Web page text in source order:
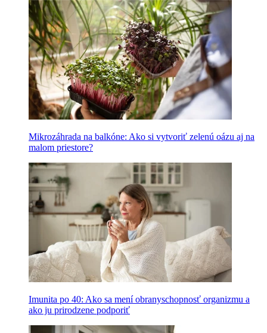
Mikrozáhrada na balkóne: Ako si vytvoriť zelenú oázu aj na
malom priestore?
Imunita po 40: Ako sa mení obranyschopnosť organizmu a
ako ju prirodzene podporiť